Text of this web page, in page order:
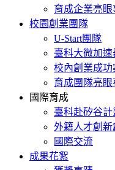
育成企業亮眼
校園創業團隊
U-Start團隊
臺科大微加速
校內創業成功
育成團隊亮眼
國際育成
臺科赴矽谷計
外籍人才創
國際交流
成果花絮